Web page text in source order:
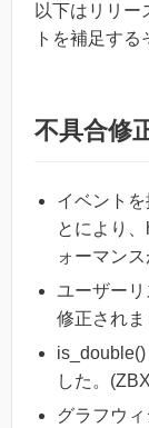
以下はリリー
トを補足する
不具合修
イベント
とにより
ォーマン
ユーザー
修正され
した。
グラフウ